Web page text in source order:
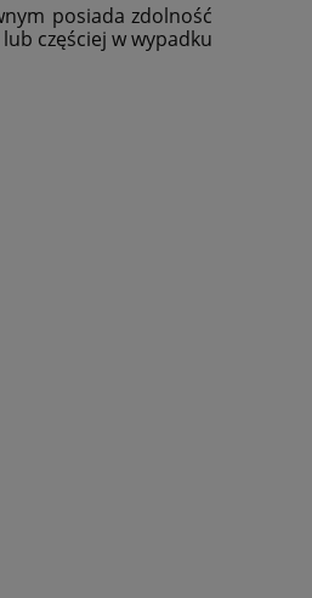
posiada zdolność
częściej w wypadku